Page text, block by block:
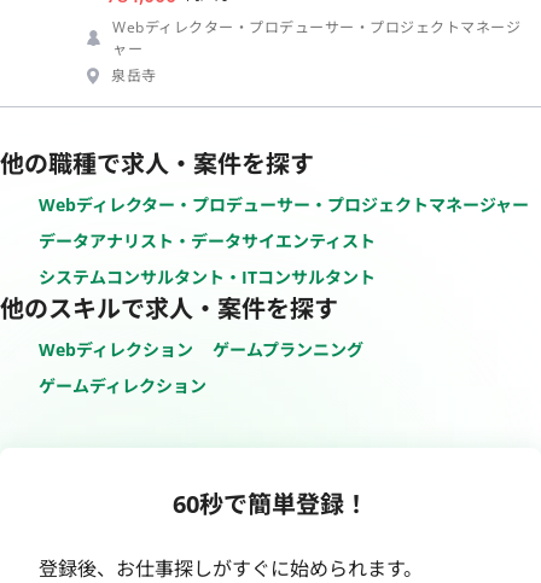
Webディレクター・プロデューサー・プロジェクトマネージ
ャー
泉岳寺
他の職種で求人・案件を探す
Webディレクター・プロデューサー・プロジェクトマネージャー
データアナリスト・データサイエンティスト
システムコンサルタント・ITコンサルタント
他のスキルで求人・案件を探す
Webディレクション
ゲームプランニング
ゲームディレクション
60秒で簡単登録！
登録後、お仕事探しがすぐに始められます。